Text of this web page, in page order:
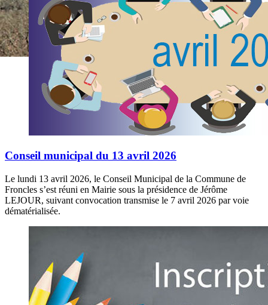
Conseil municipal du 13 avril 2026
Le lundi 13 avril 2026, le Conseil Municipal de la Commune de
Froncles s’est réuni en Mairie sous la présidence de Jérôme
LEJOUR, suivant convocation transmise le 7 avril 2026 par voie
dématérialisée.